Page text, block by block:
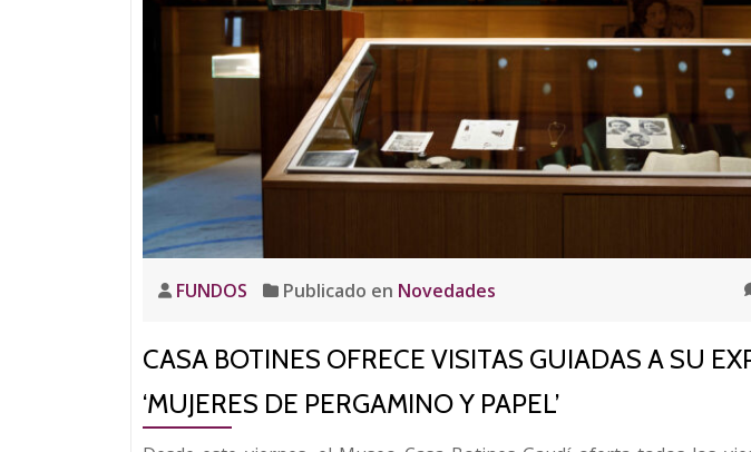
FUNDOS Publicado en Novedades
CASA BOTINES OFRECE VISITAS GUIADAS A SU
‘MUJERES DE PERGAMINO Y PAPEL’